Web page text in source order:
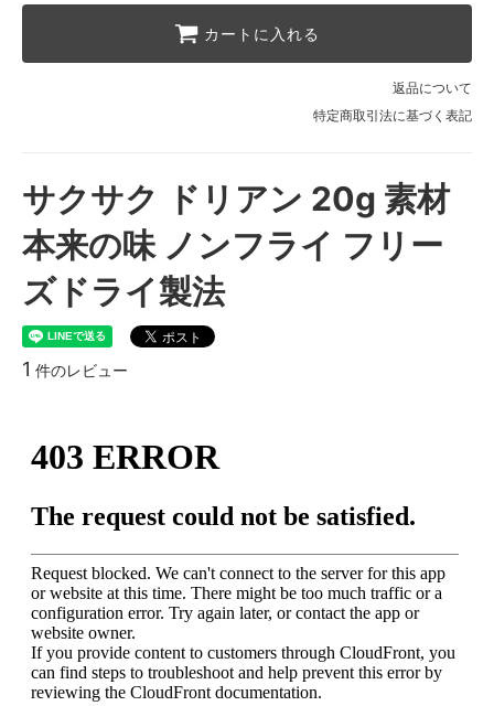
カートに入れる
返品について
特定商取引法に基づく表記
サクサク ドリアン 20g 素材
本来の味 ノンフライ フリー
ズドライ製法
1 件のレビュー